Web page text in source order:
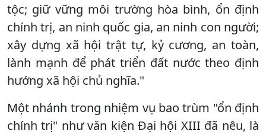
tộc; giữ vững môi trường hòa bình, ổn định
chính trị, an ninh quốc gia, an ninh con người;
xây dựng xã hội trật tự, kỷ cương, an toàn,
lành mạnh để phát triển đất nước theo định
hướng xã hội chủ nghĩa."
Một nhánh trong nhiệm vụ bao trùm "ổn định
chính trị" như văn kiện Đại hội XIII đã nêu, là